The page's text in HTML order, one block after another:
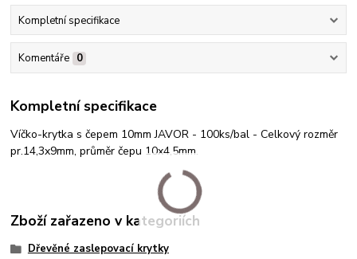
Kompletní specifikace
Komentáře 0
Kompletní specifikace
Víčko-krytka s čepem 10mm JAVOR - 100ks/bal - Celkový rozměr
pr.14,3x9mm, průměr čepu 10x4,5mm.
Zboží zařazeno v kategoriích
Dřevěné zaslepovací krytky